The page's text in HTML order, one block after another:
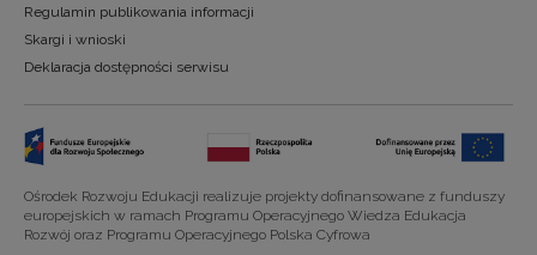
Regulamin publikowania informacji
Skargi i wnioski
Deklaracja dostępności serwisu
Ośrodek Rozwoju Edukacji realizuje projekty dofinansowane z funduszy
europejskich w ramach Programu Operacyjnego Wiedza Edukacja
Rozwój oraz Programu Operacyjnego Polska Cyfrowa